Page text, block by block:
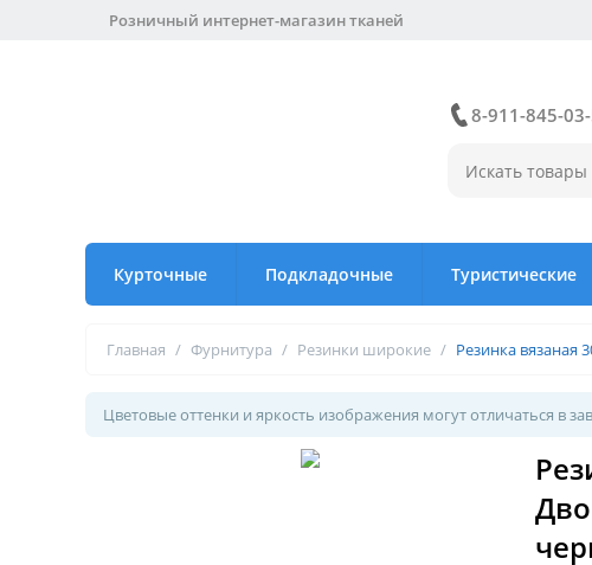
Розничный интернет-магазин тканей
8-911-845-
Курточные Подкладочные Туристические
Главная / Фурнитура / Резинки широкие / Резинка
Цветовые оттенки и яркость изображения могут отличаться в